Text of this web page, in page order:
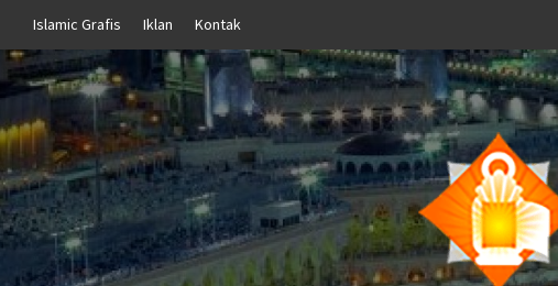
Islamic Grafis Iklan Kontak